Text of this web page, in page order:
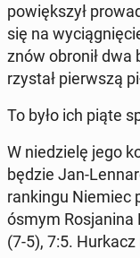
po­więk­szył
się na
znów obronił
rzy­stał pierw­szą
To było ich piąte
W nie­dzie­lę jego
będzie Jan-
ran­kin­gu Niemiec
ósmym Ro­sja­ni­na
(7-5), 7:5.